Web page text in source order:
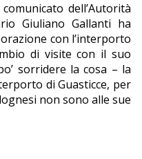
dell’Autorità
Giuliano Gallanti ha
con l’interporto
di visite con il suo
sorridere la cosa – la
di Guasticce, per
non sono alle sue